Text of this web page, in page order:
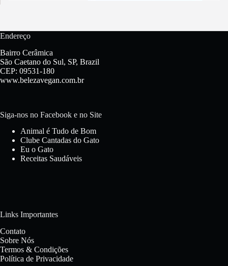
Endereço
Bairro Cerâmica
São Caetano do Sul, SP, Brazil
CEP: 09531-180
www.belezavegan.com.br
Siga-nos no Facebook e no Site
Animal é Tudo de Bom
Clube Cantadas do Gato
Eu o Gato
Receitas Saudáveis
Links Importantes
Contato
Sobre Nós
Termos & Condições
Política de Privacidade